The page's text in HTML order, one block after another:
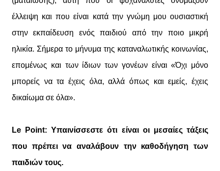
έλλειψη και που είναι κατά την γνώμη μου ουσιαστική
στην εκπαίδευση ενός παιδιού από την ποιο μικρή
ηλικία. Σήμερα το μήνυμα της καταναλωτικής κοινωνίας,
επομένως και των ίδιων των γονέων είναι «Όχι μόνο
μπορείς να τα έχεις όλα, αλλά όπως και εμείς, έχεις
δικαίωμα σε όλα».
Le Point: Υπαινίσσεστε ότι είναι οι μεσαίες τάξεις
που πρέπει να αναλάβουν την καθοδήγηση των
παιδιών τους.